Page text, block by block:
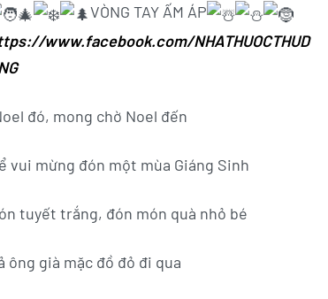
VÒNG TAY ẤM ÁP
www.facebook.com/NHATHUOCTHUD
đó, mong chờ Noel đến
vui mừng đón một mùa Giáng Sinh
tuyết trắng, đón món quà nhỏ bé
ông già mặc đồ đỏ đi qua